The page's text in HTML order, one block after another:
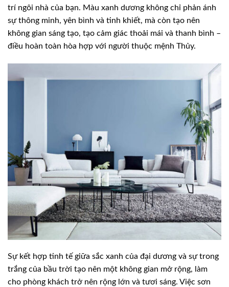
trí ngôi nhà của bạn. Màu xanh dương không chỉ phản ánh
sự thông minh, yên bình và tinh khiết, mà còn tạo nên
không gian sáng tạo, tạo cảm giác thoải mái và thanh bình –
điều hoàn toàn hòa hợp với người thuộc mệnh Thủy.
Sự kết hợp tinh tế giữa sắc xanh của đại dương và sự trong
trắng của bầu trời tạo nên một không gian mở rộng, làm
cho phòng khách trở nên rộng lớn và tươi sáng. Việc sơn